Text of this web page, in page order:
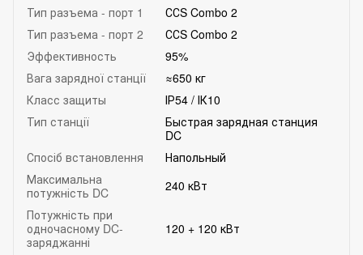
Тип разъема - порт 1
ССS Combo 2
Тип разъема - порт 2
ССS Combo 2
Эффективность
95%
Вага зарядної станції
≈650 кг
Класс защиты
ІР54 / ІК10
Тип станції
Быстрая зарядная станция
DC
Спосіб встановлення
Напольный
Максимальна
потужність DC
240 кВт
Потужність при
одночасному DC-
заряджанні
120 + 120 кВт